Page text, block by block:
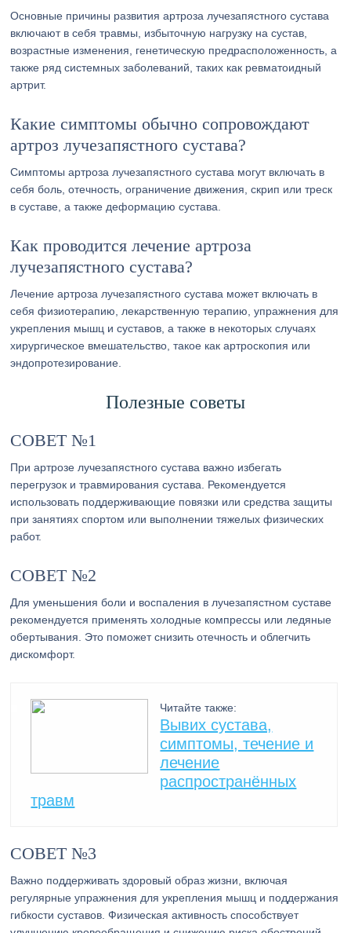
Основные причины развития артроза лучезапястного сустава
включают в себя травмы, избыточную нагрузку на сустав,
возрастные изменения, генетическую предрасположенность, а
также ряд системных заболеваний, таких как ревматоидный
артрит.
Какие симптомы обычно сопровождают
артроз лучезапястного сустава?
Симптомы артроза лучезапястного сустава могут включать в
себя боль, отечность, ограничение движения, скрип или треск
в суставе, а также деформацию сустава.
Как проводится лечение артроза
лучезапястного сустава?
Лечение артроза лучезапястного сустава может включать в
себя физиотерапию, лекарственную терапию, упражнения для
укрепления мышц и суставов, а также в некоторых случаях
хирургическое вмешательство, такое как артроскопия или
эндопротезирование.
Полезные советы
СОВЕТ №1
При артрозе лучезапястного сустава важно избегать
перегрузок и травмирования сустава. Рекомендуется
использовать поддерживающие повязки или средства защиты
при занятиях спортом или выполнении тяжелых физических
работ.
СОВЕТ №2
Для уменьшения боли и воспаления в лучезапястном суставе
рекомендуется применять холодные компрессы или ледяные
обертывания. Это поможет снизить отечность и облегчить
дискомфорт.
Читайте также:
Вывих сустава,
симптомы, течение и
лечение
распространённых
травм
СОВЕТ №3
Важно поддерживать здоровый образ жизни, включая
регулярные упражнения для укрепления мышц и поддержания
гибкости суставов. Физическая активность способствует